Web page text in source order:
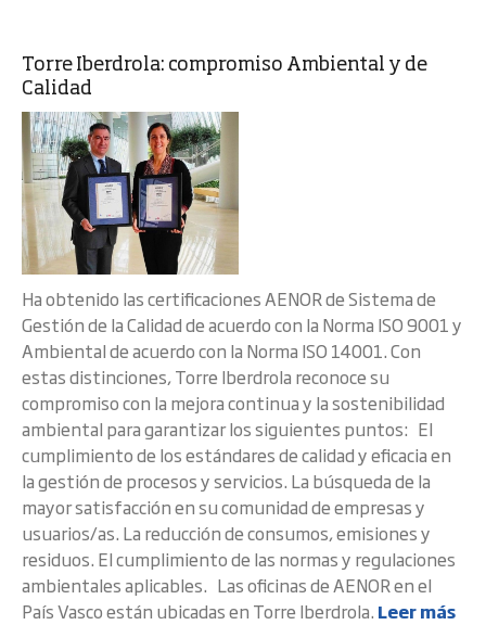
Torre Iberdrola: compromiso Ambiental y de
Calidad
Ha obtenido las certificaciones AENOR de Sistema de
Gestión de la Calidad de acuerdo con la Norma ISO 9001 y
Ambiental de acuerdo con la Norma ISO 14001. Con
estas distinciones, Torre Iberdrola reconoce su
compromiso con la mejora continua y la sostenibilidad
ambiental para garantizar los siguientes puntos: El
cumplimiento de los estándares de calidad y eficacia en
la gestión de procesos y servicios. La búsqueda de la
mayor satisfacción en su comunidad de empresas y
usuarios/as. La reducción de consumos, emisiones y
residuos. El cumplimiento de las normas y regulaciones
ambientales aplicables. Las oficinas de AENOR en el
País Vasco están ubicadas en Torre Iberdrola. Leer más